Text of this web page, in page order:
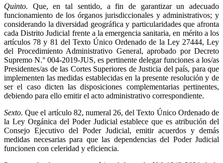
Quinto.
Que, en tal sentido, a fin de garantizar un adecuado
funcionamiento de los órganos jurisdiccionales y administrativos; y
considerando la diversidad geográfica y particularidades que afronta
cada Distrito Judicial frente a la emergencia sanitaria, en mérito a los
artículos 78 y 81 del Texto Único Ordenado de la Ley 27444, Ley
del Procedimiento Administrativo General, aprobado por Decreto
Supremo N.° 004-2019-JUS, es pertinente delegar funciones a los/as
Presidentes/as de las Cortes Superiores de Justicia del país, para que
implementen las medidas establecidas en la presente resolución y de
ser el caso dicten las disposiciones complementarias pertinentes,
debiendo para ello emitir el acto administrativo correspondiente.
Sexto. Que el artículo 82, numeral 26, del Texto Único Ordenado de
la Ley Orgánica del Poder Judicial establece que es atribución del
Consejo Ejecutivo del Poder Judicial, emitir acuerdos y demás
medidas necesarias para que las dependencias del Poder Judicial
funcionen con celeridad y eficiencia.